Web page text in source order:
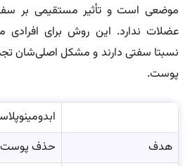
موضعی است و تأثیر مستقیمی بر
عضلات ندارد. این روش برای
نسبتا سفتی دارند و مشکل اصلی‌شان
پوست.
هدف
حذف پوست